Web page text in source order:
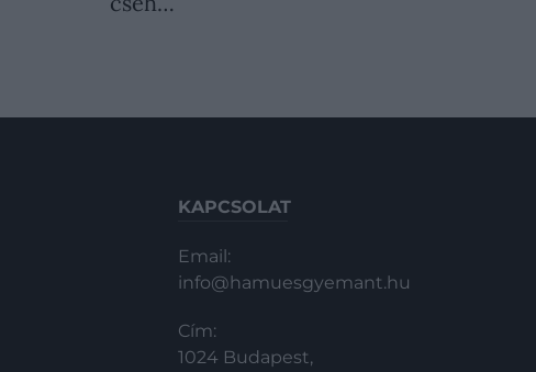
KAPCSOLAT
Email:
info@hamuesgyemant.hu
Cím:
1024 Budapest,